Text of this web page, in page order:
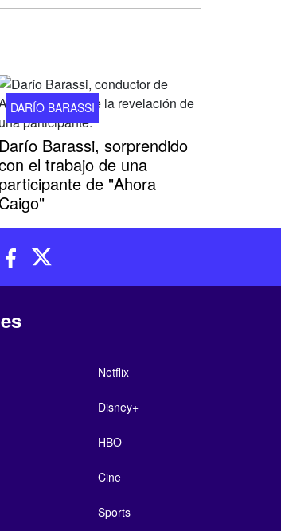
DARÍO BARASSI
Darío Barassi, sorprendido
el trabajo de una
participante de "Ahora
Caigo"
Netflix
Disney+
HBO
Cine
Sports